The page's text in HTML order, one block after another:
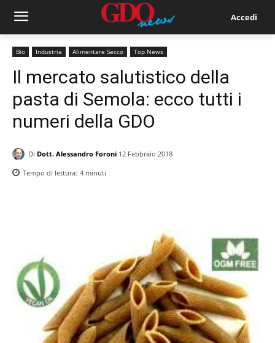
Accedi
Bio Industria Alimentare Secco Top News
Il mercato salutistico della
pasta di Semola: ecco tutti i
numeri della GDO
Di Dott. Alessandro Foroni 12 Febbraio 2018
Tempo di lettura: 4 minuti